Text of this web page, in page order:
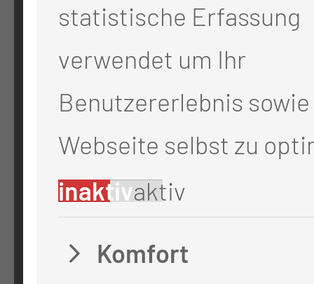
ADRESSE
Medizinische Universität
Thiemstr. 111
RECHTLICHES
statistische Erfassung
verwendet um Ihr
Benutzererlebnis
Webseite selbst zu
inaktivaktiv
Komfort